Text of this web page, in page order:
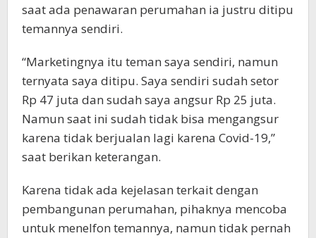
saat ada penawaran perumahan ia justru ditipu
temannya sendiri.
“Marketingnya itu teman saya sendiri, namun
ternyata saya ditipu. Saya sendiri sudah setor
Rp 47 juta dan sudah saya angsur Rp 25 juta.
Namun saat ini sudah tidak bisa mengangsur
karena tidak berjualan lagi karena Covid-19,”
saat berikan keterangan.
Karena tidak ada kejelasan terkait dengan
pembangunan perumahan, pihaknya mencoba
untuk menelfon temannya, namun tidak pernah